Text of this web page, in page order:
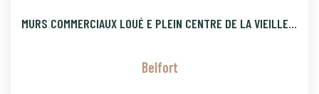
MURS COMMERCIAUX LOUÉ E PLEIN CENTRE DE LA VIEILLE VILLE DE
Belfort